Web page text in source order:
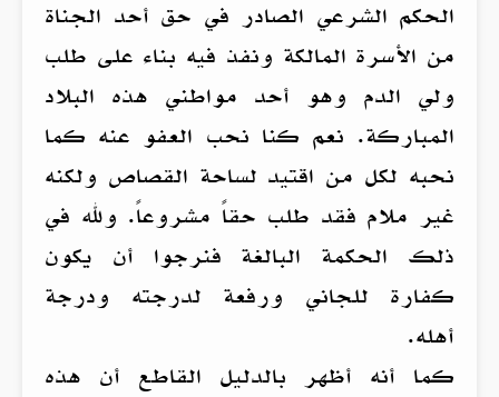
الحكم الشرعي الصادر في حق أحد الجناة
من الأسرة المالكة ونفذ فيه بناء على طلب
ولي الدم وهو أحد مواطني هذه البلاد
المباركة. نعم كنا نحب العفو عنه كما
نحبه لكل من اقتيد لساحة القصاص ولكنه
غير ملام فقد طلب حقاً مشروعاً. ولله في
ذلك الحكمة البالغة فنرجوا أن يكون
كفارة للجاني ورفعة لدرجته ودرجة
أهله.
كما أنه أظهر بالدليل القاطع أن هذه